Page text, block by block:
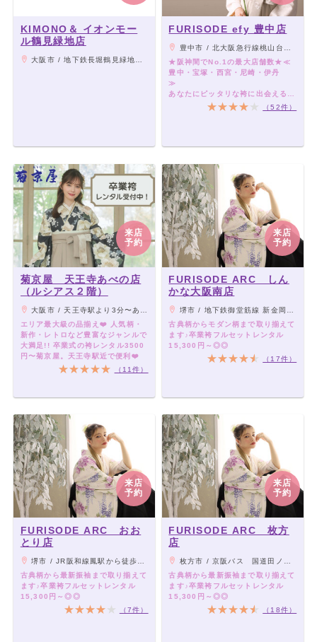
KIMONO＆ イオンモー
ル鶴見緑地店
大阪市 / 地下鉄長堀鶴見緑地線「今福鶴見駅」3号出口から徒歩8分
FURISODE efy 豊中店
豊中市 / 北大阪急行線桃山台駅から徒歩8分 バスでお越しの方は南町3丁目で降り、坂を下ってすぐにあります。
★阪神間でNo.1の最大店舗数★≪
豊中・宝塚・西宮・尼崎・伊丹
あなたにピッタリな袴に出会える、
袴レンタル専門店です♪
（52件）
来店
予約
菊京屋 天王寺あべの店
（ルシアス２階）
大阪市 / 天王寺駅より3分〜あべのルシアスの2階
エリア最大級の品揃え❤️ 人気柄・
新作・レトロなど豊富なジャンルで
大満足!! 卒業式の袴レンタル3500
円〜菊京屋。天王寺駅近で便利❤️
（11件）
来店
予約
FURISODE ARC しん
かな大阪南店
堺市 / 地下鉄御堂筋線 新金岡駅 3番出口から徒歩5分
古典柄からモダン柄まで取り揃えて
ます♪卒業袴フルセットレンタル
15,300円～◎◎
（17件）
来店
予約
FURISODE ARC おお
とり店
堺市 / JR阪和線鳳駅から徒歩10分
古典柄から最新振袖まで取り揃えて
ます♪卒業袴フルセットレンタル
15,300円～◎◎
（7件）
来店
予約
FURISODE ARC 枚方
店
枚方市 / 京阪バス 国道田ノ口から徒歩7分 枚方教習所前
古典柄から最新振袖まで取り揃えて
ます♪卒業袴フルセットレンタル
15,300円～◎◎
（18件）